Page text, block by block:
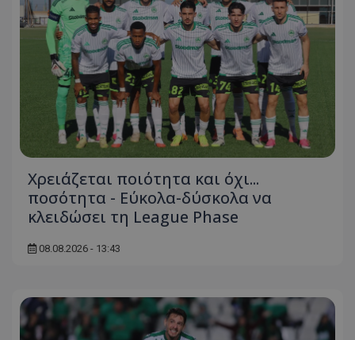
Χρειάζεται ποιότητα και όχι...
ποσότητα - Εύκολα-δύσκολα να
κλειδώσει τη League Phase
08.08.2026 - 13:43